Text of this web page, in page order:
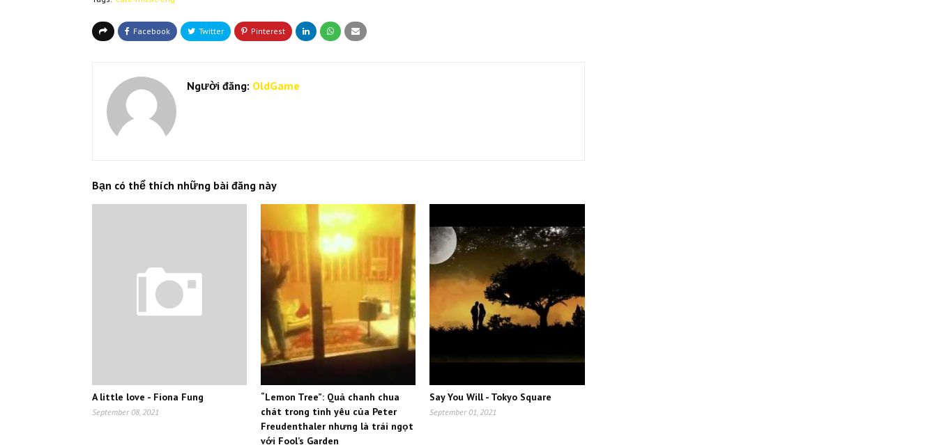
Người đăng: OldGame
Bạn có thể thích những bài đăng này
A little love - Fiona Fung
September 08, 2021
“Lemon Tree”: Quả chanh chua
chát trong tình yêu của Peter
Freudenthaler nhưng là trái ngọt
với Fool’s Garden
Say You Will - Tokyo Square
September 01, 2021